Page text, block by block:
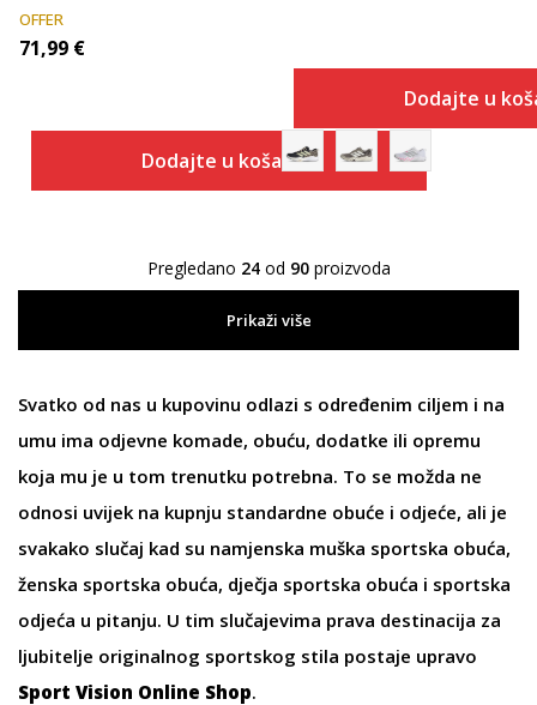
OFFER
71,99 €
Dodajte u košaricu
Dodajte u
Pregledano 24od 90proizvoda
Prikaži više
Svatko od nas u kupovinu odlazi s određenim ciljem i na
umu ima odjevne komade, obuću, dodatke ili opremu
koja mu je u tom trenutku potrebna. To se možda ne
odnosi uvijek na kupnju standardne obuće i odjeće, ali je
svakako slučaj kad su namjenska muška sportska obuća,
ženska sportska obuća, dječja sportska obuća i sportska
odjeća u pitanju. U tim slučajevima prava destinacija za
ljubitelje originalnog sportskog stila postaje upravo
Sport Vision Online Shop.